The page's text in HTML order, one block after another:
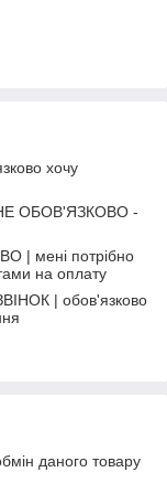
хочу
НЕ ОБОВ'ЯЗКОВО -
| мені потрібно
на оплату
| обов'язково
даного товару